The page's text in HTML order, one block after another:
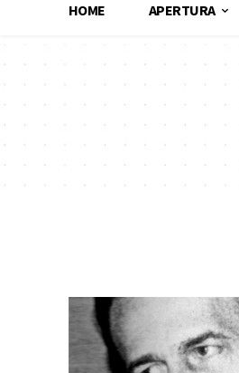
HOME APERTURA